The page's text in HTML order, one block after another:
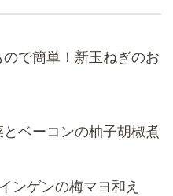
で簡単！新玉ねぎのお
ベーコンの柚子胡椒煮
ンゲンの梅マヨ和え